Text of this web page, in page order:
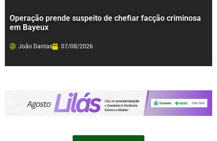
Operação prende suspeito de chefiar facção criminosa
em Bayeux
João Dantas 07/08/2026